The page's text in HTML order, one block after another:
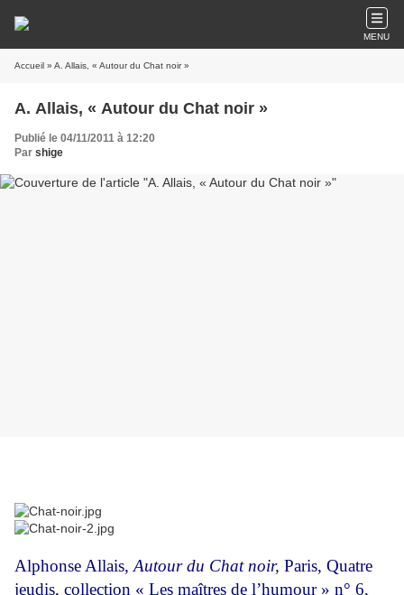
MENU
Accueil » A. Allais, « Autour du Chat noir »
A. Allais, « Autour du Chat noir »
Publié le 04/11/2011 à 12:20
Par shige
Alphonse Allais, Autour du Chat noir, Paris, Quatre
jeudis, collection « Les maîtres de l’humour » n° 6,